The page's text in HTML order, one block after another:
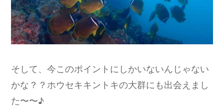
そして、今このポイントにしかいないんじゃない
かな？？ホウセキキントキの大群にも出会えまし
た〜〜♪